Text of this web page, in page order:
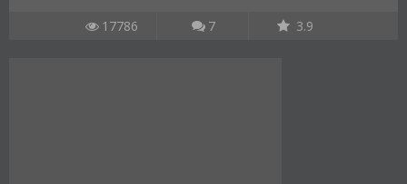
17786 7 3.9